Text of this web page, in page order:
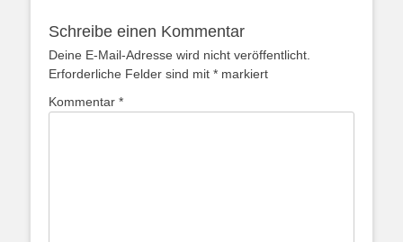
Schreibe einen Kommentar
Deine E-Mail-Adresse wird nicht veröffentlicht.
Erforderliche Felder sind mit * markiert
Kommentar *